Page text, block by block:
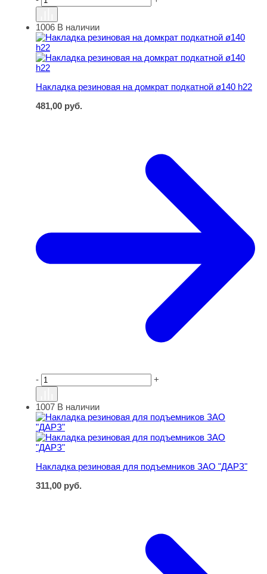
Накладка резиновая на домкрат подкатной ø140 h22
1006 В наличии
Накладка резиновая на домкрат подкатной ø140 h22
481,00 руб.
- +
Накладка резиновая для подъемников ЗАО "ДАРЗ"
1007 В наличии
Накладка резиновая для подъемников ЗАО "ДАРЗ"
311,00 руб.